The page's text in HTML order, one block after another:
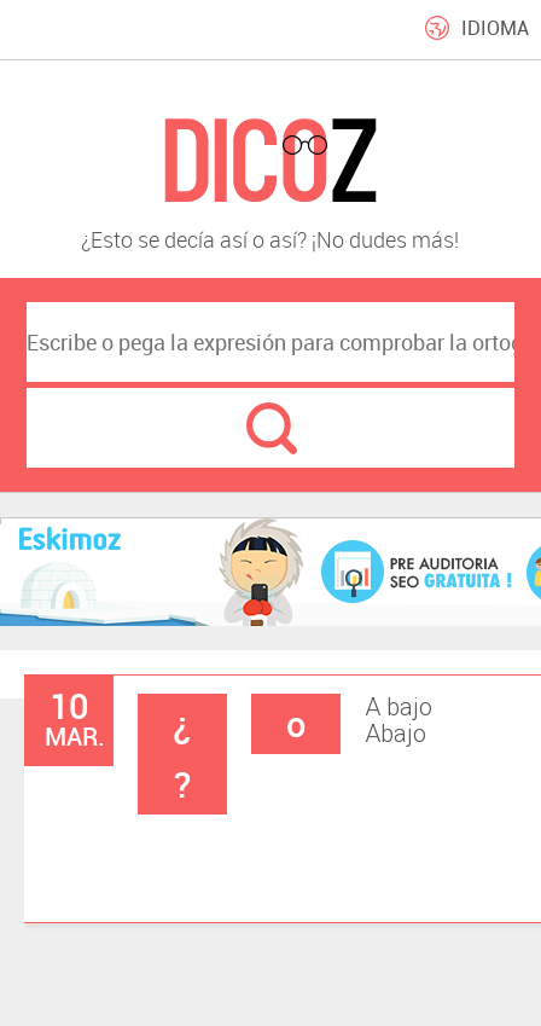
IDIOMA
¿Esto se decía así o así? ¡No dudes más!
10
MAR. ¿ A bajo
o Abajo
?